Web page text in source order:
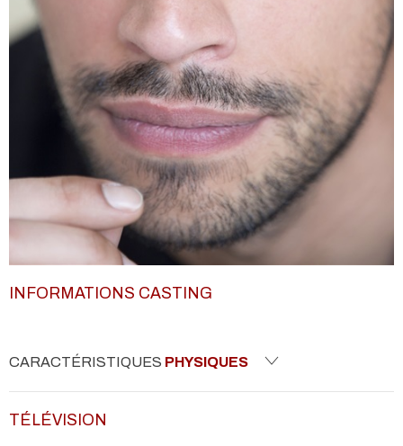
INFORMATIONS CASTING
CARACTÉRISTIQUES PHYSIQUES
TÉLÉVISION